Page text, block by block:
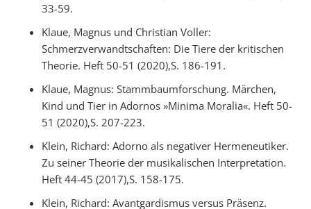
33-59.
Klaue, Magnus und Christian Voller:
Schmerzverwandtschaften: Die Tiere der kritischen
Theorie. Heft 50-51 (2020),S. 186-191.
Klaue, Magnus: Stammbaumforschung. Märchen,
Kind und Tier in Adornos »Minima Moralia«. Heft 50-
51 (2020),S. 207-223.
Klein, Richard: Adorno als negativer Hermeneutiker.
Zu seiner Theorie der musikalischen Interpretation.
Heft 44-45 (2017),S. 158-175.
Klein, Richard: Avantgardismus versus Präsenz.